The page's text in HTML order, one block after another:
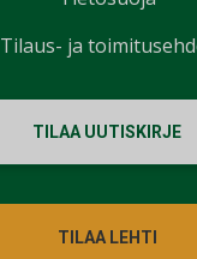
TILAA UUTISKIRJE
TILAA LEHTI
Tilaus- ja